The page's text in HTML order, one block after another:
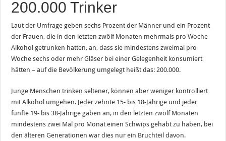
200.000 Trinker
Laut der Umfrage geben sechs Prozent der Männer und ein Prozent
der Frauen, die in den letzten zwölf Monaten mehrmals pro Woche
Alkohol getrunken hatten, an, dass sie mindestens zweimal pro
Woche sechs oder mehr Gläser bei einer Gelegenheit konsumiert
hätten – auf die Bevölkerung umgelegt heißt das: 200.000.
Junge Menschen trinken seltener, können aber weniger kontrolliert
mit Alkohol umgehen. Jeder zehnte 15- bis 18-Jährige und jeder
fünfte 19- bis 38-Jährige gaben an, in den letzten zwölf Monaten
mindestens zwei Mal pro Monat einen Schwips gehabt zu haben, bei
den älteren Generationen war dies nur ein Bruchteil davon.